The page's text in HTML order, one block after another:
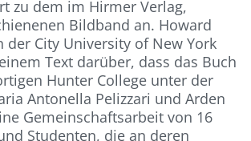
zu dem im Hirmer Verlag,
Bildband an. Howard
der City University of New York
Text darüber, dass das Buch
Hunter College unter der
Antonella Pelizzari und Arden
Gemeinschaftsarbeit von 16
Studenten, die an deren